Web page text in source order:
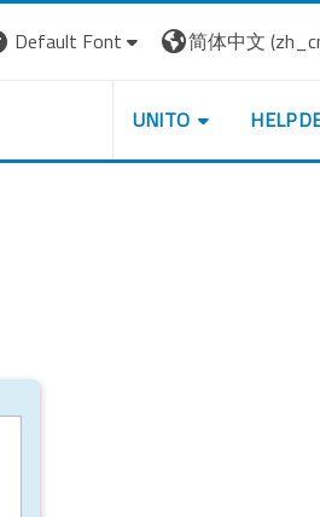
Default Font
简体中文
UNITO